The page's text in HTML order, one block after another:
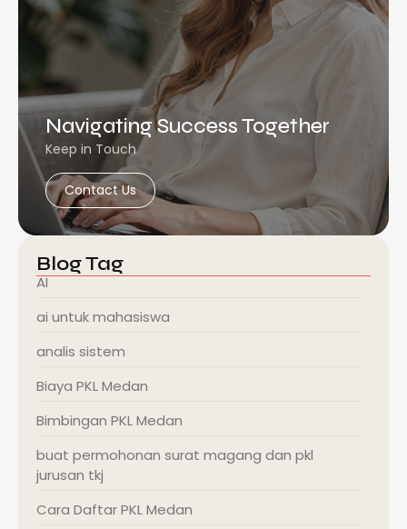
Navigating Success Together
Keep in Touch
Contact Us
Blog Tag
AI
ai untuk mahasiswa
analis sistem
Biaya PKL Medan
Bimbingan PKL Medan
buat permohonan surat magang dan pkl
jurusan tkj
Cara Daftar PKL Medan